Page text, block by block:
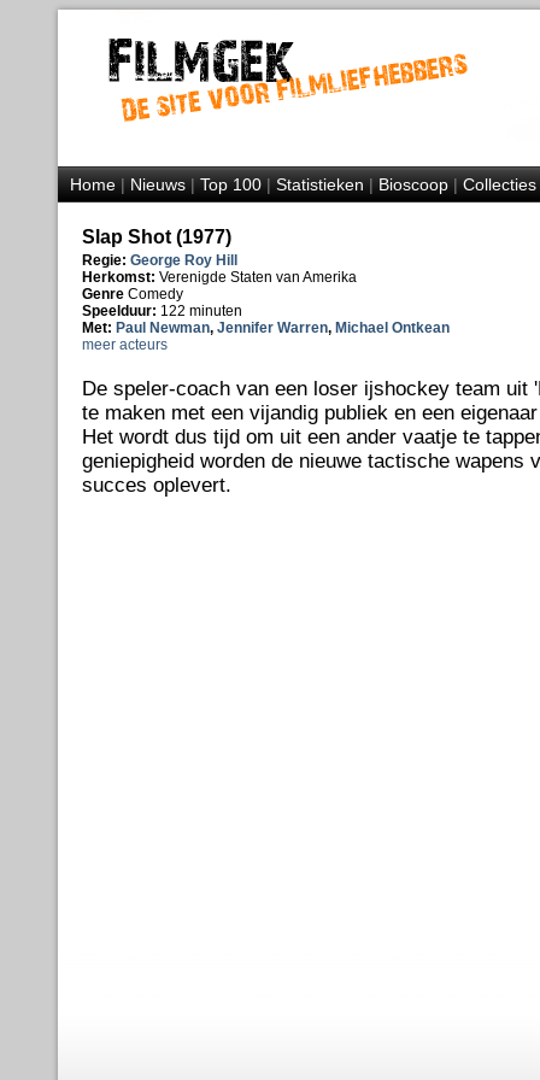
Home|Nieuws|Top 100|Statistieken|Bioscoop|Collecties
Slap Shot (1977)
Regie: George Roy Hill
Herkomst: Verenigde Staten van Amerika
Genre Comedy
Speelduur: 122 minuten
Met: Paul Newman, Jennifer Warren, Michael Ontkean
meer acteurs
De speler-coach van een loser ijshockey team uit
te maken met een vijandig publiek en een
Het wordt dus tijd om uit een ander vaatje te
geniepigheid worden de nieuwe tactische wapens
succes oplevert.